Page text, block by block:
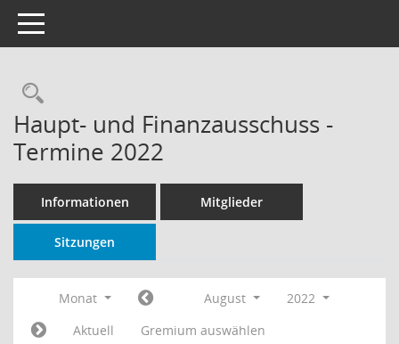
Toggle navigation
Rechercheauswahl
Haupt- und Finanzausschuss -
Termine 2022
Informationen Mitglieder
Sitzungen
Monat August
2022
Aktuell
Gremium auswählen